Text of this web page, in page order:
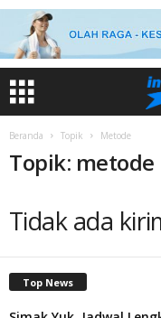
Beranda Topik Metode
Topik: metode
Tidak ada
Top News